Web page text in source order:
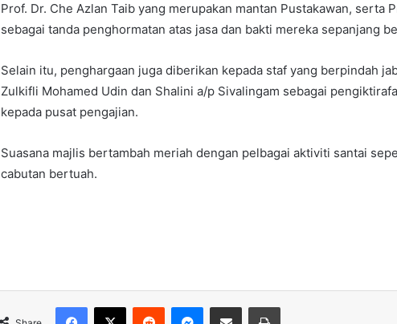
Prof. Dr. Che Azlan Taib yang merupakan mantan Pustakawan, serta
sebagai tanda penghormatan atas jasa dan bakti mereka sepanjang
Selain itu, penghargaan juga diberikan kepada staf yang berpindah
Zulkifli Mohamed Udin dan Shalini a/p Sivalingam sebagai
kepada pusat pengajian.
Suasana majlis bertambah meriah dengan pelbagai aktiviti santai
cabutan bertuah.